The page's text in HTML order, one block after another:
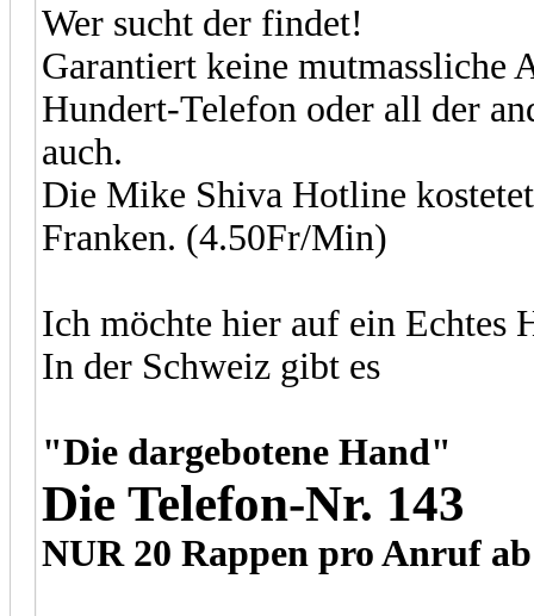
Wer sucht der findet!
Garantiert keine mutmassliche
Hundert-Telefon oder all der
auch.
Die Mike Shiva Hotline
Franken. (4.50Fr/Min)
Ich möchte hier auf ein Echtes
In der Schweiz gibt es
"Die dargebotene Hand"
Die Telefon-Nr. 143
NUR 20 Rappen pro Anruf